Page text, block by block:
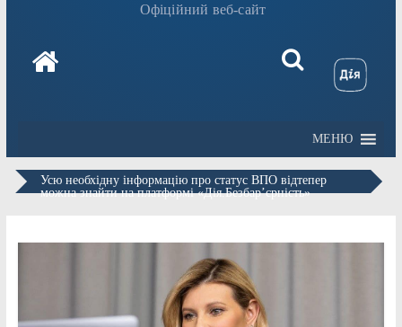
Офіційний веб-сайт
МЕНЮ
Усю необхідну інформацію про статус ВПО відтепер
можна знайти на платформі «Дія.Безбарʼєрність»